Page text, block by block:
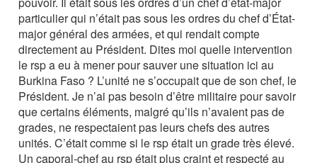
particulier qui n’était pas sous les ordres du chef d’État-
major général des armées, et qui rendait compte
directement au Président. Dites moi quelle intervention
le rsp a eu à mener pour sauver une situation ici au
Burkina Faso ? L’unité ne s’occupait que de son chef, le
Président. Je n’ai pas besoin d’être militaire pour savoir
que certains éléments, malgré qu’ils n’avaient pas de
grades, ne respectaient pas leurs chefs des autres
unités. C’était comme si le rsp était un grade très élevé.
Un caporal-chef au rsp était plus craint et respecté au